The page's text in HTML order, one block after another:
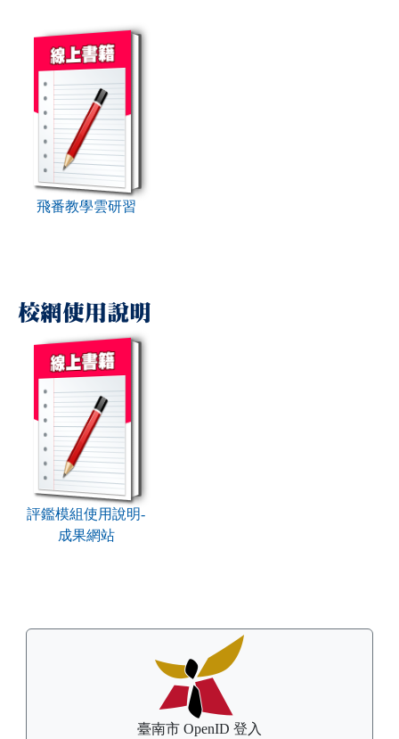
book:飛番教學雲研習
飛番教學雲研習
校網使用說明
book:評鑑模組使用說明-成果網站
評鑑模組使用說明-
成果網站
左邊區域內容
臺南市 OpenID 登入